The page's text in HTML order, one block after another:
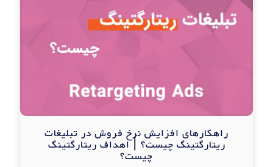
راهکارهای افزایش نرخ فروش در تبلیغات
ریتارگتینگ چیست؟ | اهداف ریتارگتینگ
چیست؟